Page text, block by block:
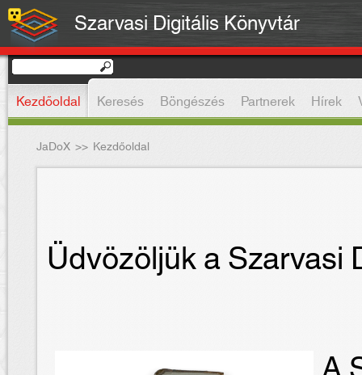
Szarvasi Digitális Könyvtár
Kezdőoldal Keresés Böngészés Partnerek Hírek
JaDoX >> Kezdőoldal
Üdvözöljük a Szarvasi